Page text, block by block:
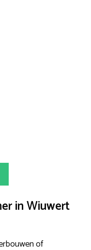
in Wiuwert
of